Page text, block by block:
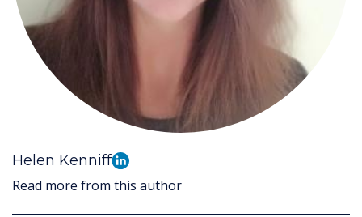
Helen Kenniff
Read more from this author